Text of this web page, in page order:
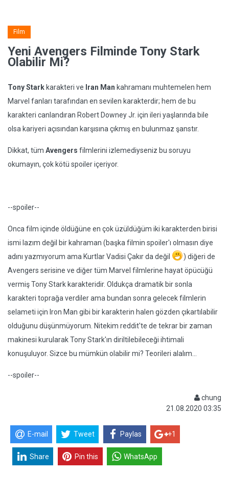
Film
Yeni Avengers Filminde Tony Stark
Olabilir Mi?
Tony Stark karakteri ve Iran Man kahramanı muhtemelen hem
Marvel fanları tarafından en sevilen karakterdir; hem de bu
karakteri canlandıran Robert Downey Jr. için ileri yaşlarında bile
olsa kariyeri açısından karşısına çıkmış en bulunmaz şanstır.
Dikkat, tüm Avengers filmlerini izlemediyseniz bu soruyu
okumayın, çok kötü spoiler içeriyor.
--spoiler--
Onca film içinde öldüğüne en çok üzüldüğüm iki karakterden birisi
ismi lazım değil bir kahraman (başka filmin spoiler'ı olmasın diye
adını yazmıyorum ama Kurtlar Vadisi Çakır da değil
) diğeri de
Avengers serisine ve diğer tüm Marvel filmlerine hayat öpücüğü
vermiş Tony Stark karakteridir. Oldukça dramatik bir sonla
karakteri toprağa verdiler ama bundan sonra gelecek filmlerin
selameti için Iron Man gibi bir karakterin halen gözden çıkartılabilir
olduğunu düşünmüyorum. Nitekim reddit'te de tekrar bir zaman
makinesi kurularak Tony Stark'ın diriltilebileceği ihtimali
konuşuluyor. Sizce bu mümkün olabilir mi? Teorileri alalım...
--spoiler--
chung
21.08.2020 03:35
E-mail Tweet Paylas +1
Share Pin this WhatsApp